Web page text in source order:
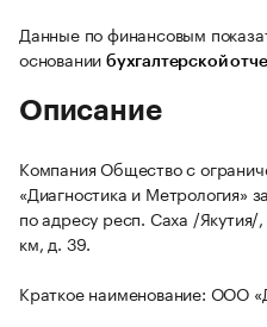
Данные по финансовым
основании бухгалтерской
Описание
Компания Общество с
«Диагностика и Метрология»
по адресу респ. Саха /Якутия/
км, д. 39.
Краткое наименование: ООО